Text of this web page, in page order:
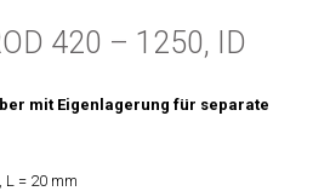
420 – 1250, ID
mit Eigenlagerung für separate
L = 20 mm